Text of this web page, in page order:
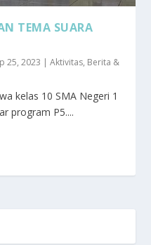
TEMA SUARA
25, 2023 |Aktivitas, Berita &
kelas 10 SMA Negeri 1
program P5....